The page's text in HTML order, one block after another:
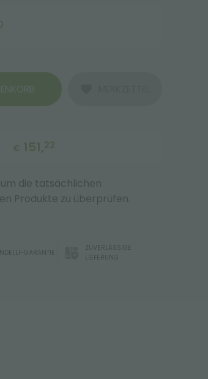
€ 151,22
die tatsächlichen
Produkte zu überprüfen.
GARANTIE
ZUVERLÄSSIGE
LIEFERUNG